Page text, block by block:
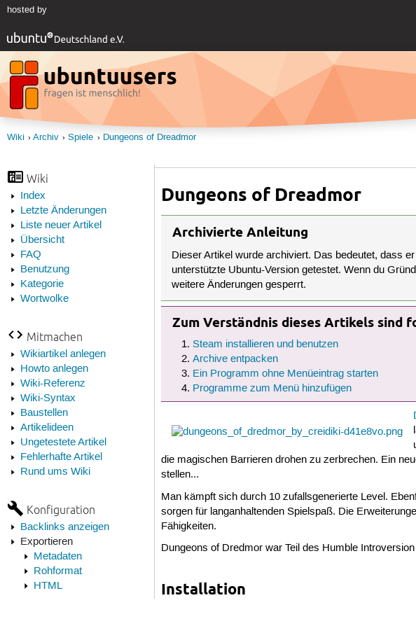
hosted by
Wiki Archiv Spiele Dungeons of Dreadmor
Wiki
Index
Letzte Änderungen
Liste neuer Artikel
Übersicht
FAQ
Benutzung
Kategorie
Wortwolke
Mitmachen
Wikiartikel anlegen
Howto anlegen
Wiki-Referenz
Wiki-Syntax
Baustellen
Artikelideen
Ungetestete Artikel
Fehlerhafte Artikel
Rund ums Wiki
Konfiguration
Backlinks anzeigen
Exportieren
Metadaten
Rohformat
HTML
Dungeons of Dreadmor
Archivierte Anleitung
Dieser Artikel wurde archiviert. Das bedeutet, dass
unterstützte Ubuntu-Version getestet. Wenn du
weitere Änderungen gesperrt.
Zum Verständnis dieses Artikels sind
Steam installieren und benutzen
Archive entpacken
Ein Programm ohne Menüeintrag starten
Programme zum Menü hinzufügen
die magischen Barrieren drohen zu zerbrechen. Ein
stellen...
Man kämpft sich durch 10 zufallsgenerierte Level.
sorgen für langanhaltenden Spielspaß. Die
Fähigkeiten.
Dungeons of Dredmor war Teil des Humble
Installation